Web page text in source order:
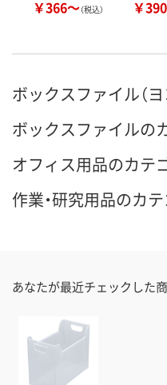
￥366～（税込） ￥
ボックスファイル（
ボックスファイルの
オフィス用品のカテ
作業・研究用品のカ
あなたが最近チェックした